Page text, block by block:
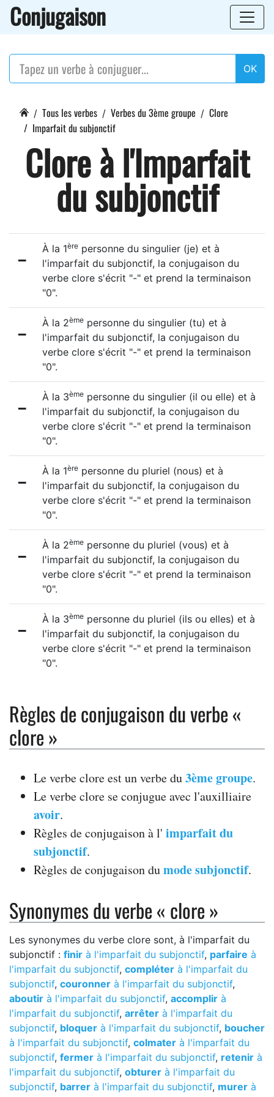
Conjugaison
OK
Tous les verbes Verbes du 3ème groupe
Clore
Imparfait du subjonctif
Clore à l'Imparfait
du subjonctif
- À la 1ère personne du singulier (je) et à
l'imparfait du subjonctif, la conjugaison du
verbe clore s'écrit "-" et prend la terminaison
"0".
- À la 2ème personne du singulier (tu) et à
l'imparfait du subjonctif, la conjugaison du
verbe clore s'écrit "-" et prend la terminaison
"0".
- À la 3ème personne du singulier (il ou elle) et à
l'imparfait du subjonctif, la conjugaison du
verbe clore s'écrit "-" et prend la terminaison
"0".
- À la 1ère personne du pluriel (nous) et à
l'imparfait du subjonctif, la conjugaison du
verbe clore s'écrit "-" et prend la terminaison
"0".
- À la 2ème personne du pluriel (vous) et à
l'imparfait du subjonctif, la conjugaison du
verbe clore s'écrit "-" et prend la terminaison
"0".
- À la 3ème personne du pluriel (ils ou elles) et à
l'imparfait du subjonctif, la conjugaison du
verbe clore s'écrit "-" et prend la terminaison
"0".
Règles de conjugaison du verbe «
clore »
Le verbe clore est un verbe du3ème groupe.
Le verbe clore se conjugue avec l'auxilliaire
avoir.
Règles de conjugaison à l' imparfait du
subjonctif.
Règles de conjugaison dumode subjonctif.
Synonymes du verbe « clore »
Les synonymes du verbe clore sont, à l'imparfait du
subjonctif : finir à l'imparfait du subjonctif, parfaire à
l'imparfait du subjonctif, compléter à l'imparfait du
subjonctif, couronner à l'imparfait du subjonctif,
aboutir à l'imparfait du subjonctif, accomplir à
l'imparfait du subjonctif, arrêter à l'imparfait du
subjonctif, bloquer à l'imparfait du subjonctif, boucher
à l'imparfait du subjonctif, colmater à l'imparfait du
subjonctif, fermer à l'imparfait du subjonctif, retenir à
l'imparfait du subjonctif, obturer à l'imparfait du
subjonctif, barrer à l'imparfait du subjonctif, murer à